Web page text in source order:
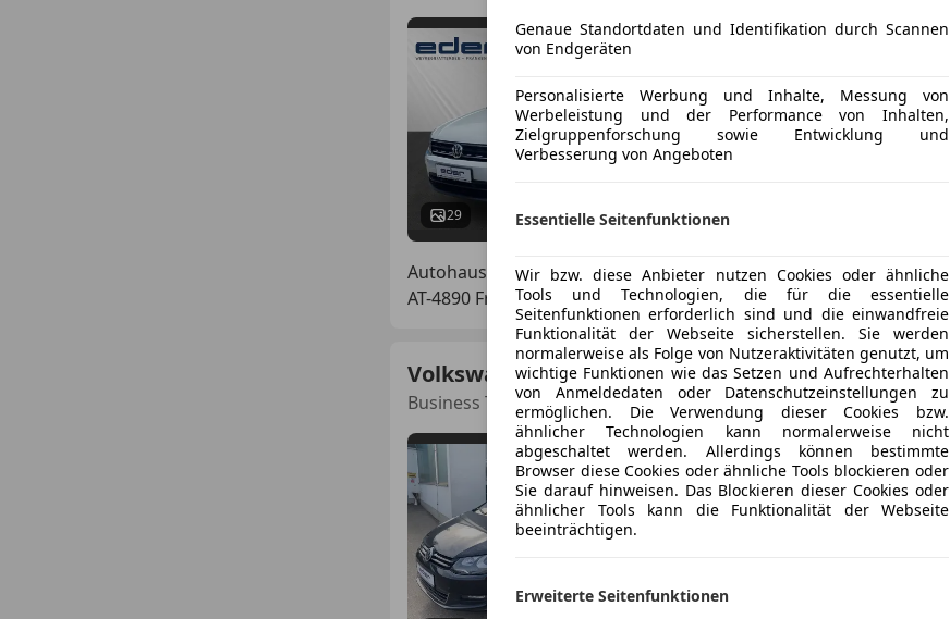
29
€ 18 990
09/2018
Autohaus Ing. Ernst Eder GmbH
AT-4890 Frankenmarkt
Volkswagen Sharan
Business TDI SCR
€ 16 990 1
Genaue Standortdaten und Identifikation durch Scannen
von Endgeräten
Personalisierte Werbung und Inhalte, Messung von
Werbeleistung und der Performance von Inhalten,
Zielgruppenforschung sowie Entwicklung und
Verbesserung von Angeboten
Essentielle Seitenfunktionen
Wir bzw. diese Anbieter nutzen Cookies oder ähnliche
Tools und Technologien, die für die essentielle
Seitenfunktionen erforderlich sind und die einwandfreie
Funktionalität der Webseite sicherstellen. Sie werden
normalerweise als Folge von Nutzeraktivitäten genutzt, um
wichtige Funktionen wie das Setzen und Aufrechterhalten
von Anmeldedaten oder Datenschutzeinstellungen zu
ermöglichen. Die Verwendung dieser Cookies bzw.
ähnlicher Technologien kann normalerweise nicht
abgeschaltet werden. Allerdings können bestimmte
Browser diese Cookies oder ähnliche Tools blockieren oder
Sie darauf hinweisen. Das Blockieren dieser Cookies oder
ähnlicher Tools kann die Funktionalität der Webseite
beeinträchtigen.
Erweiterte Seitenfunktionen